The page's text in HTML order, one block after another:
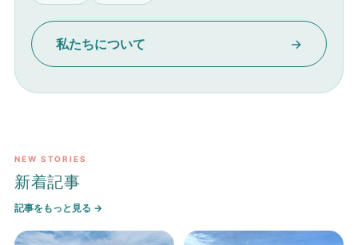
私たちについて →
NEW STORIES
新着記事
記事をもっと見る →